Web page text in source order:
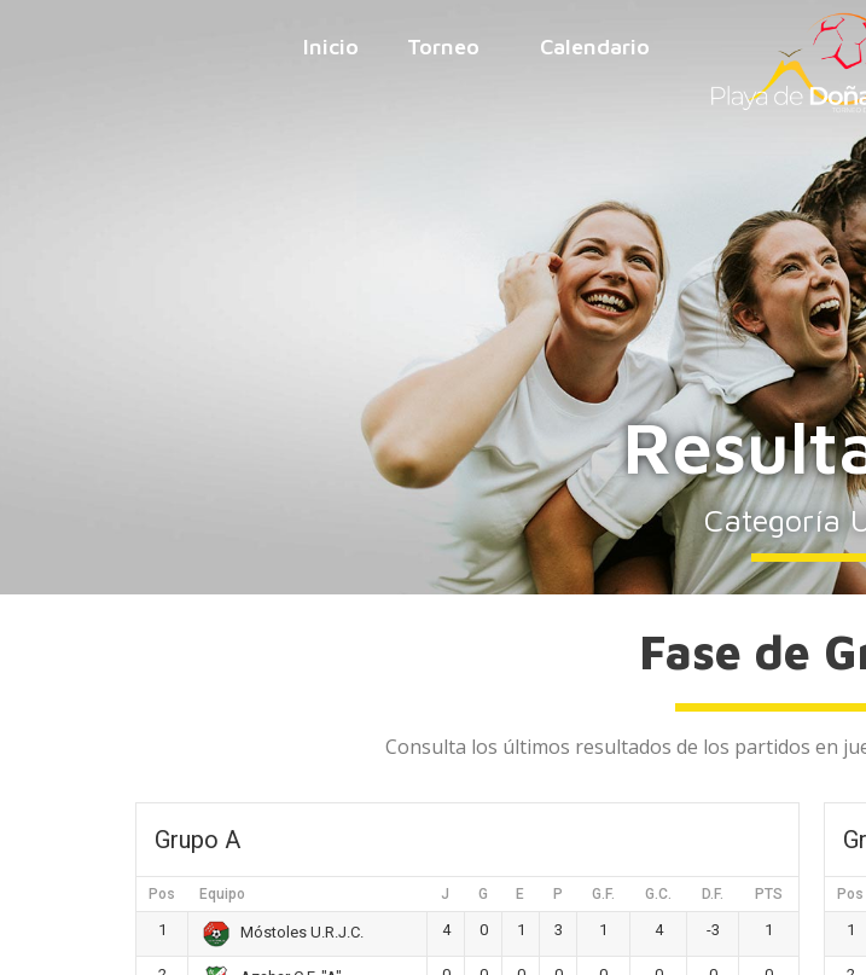
Inicio Torneo Calendario
Categoría
Fase de
Consulta los últimos resultados de los partidos en
Grupo A
Pos Equipo J G E P G.F. G.C. D.F. PTS
1 Móstoles U.R.J.C. 4 0 1 3 1 4 -3 1
Pos
1